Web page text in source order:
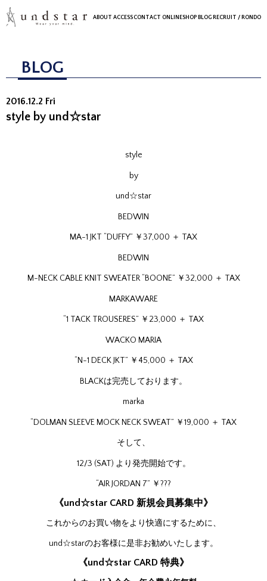
ABOUT ACCESSCONTACT ONLINESHOP BLOG RECRUIT / RONDO
BLOG
2016.12.2 Fri
style by und☆star
style
by
und☆star
BEDWIN
MA-1 JKT “DUFFY” ￥37,000 ＋ TAX
BEDWIN
M-NECK CABLE KNIT SWEATER “BOONE” ￥32,000 ＋ TAX
MARKAWARE
“1 TACK TROUSERES” ￥23,000 ＋ TAX
WACKO MARIA
“N-1 DECK JKT” ￥45,000 ＋ TAX
BLACKは完売しております。
marka
“DOLMAN SLEEVE MOCK NECK SWEAT” ￥19,000 ＋ TAX
そして、
12/3 (SAT) より発売開始です。
“AIR JORDAN 7” ￥???
《und☆star CARD 新規会員募集中》
これからのお買い物をより快適にするために、
und☆starのお客様に是非お勧めいたします。
《und☆star CARD 特典》